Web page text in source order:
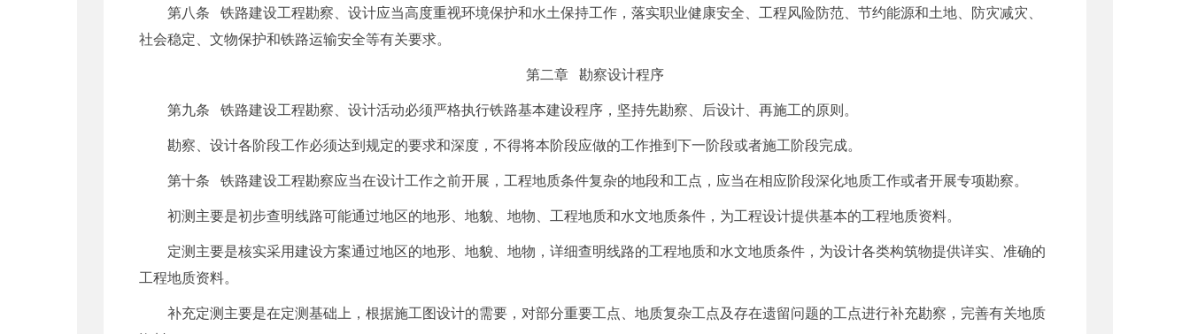
第八条 铁路建设工程勘察、设计应当高度重视环境保护和水土保持工作，落实职业健康安全、工程风险防范、节约能源和土地、防灾减灾、
社会稳定、文物保护和铁路运输安全等有关要求。
第二章 勘察设计程序
第九条 铁路建设工程勘察、设计活动必须严格执行铁路基本建设程序，坚持先勘察、后设计、再施工的原则。
勘察、设计各阶段工作必须达到规定的要求和深度，不得将本阶段应做的工作推到下一阶段或者施工阶段完成。
第十条 铁路建设工程勘察应当在设计工作之前开展，工程地质条件复杂的地段和工点，应当在相应阶段深化地质工作或者开展专项勘察。
初测主要是初步查明线路可能通过地区的地形、地貌、地物、工程地质和水文地质条件，为工程设计提供基本的工程地质资料。
定测主要是核实采用建设方案通过地区的地形、地貌、地物，详细查明线路的工程地质和水文地质条件，为设计各类构筑物提供详实、准确的
工程地质资料。
补充定测主要是在定测基础上，根据施工图设计的需要，对部分重要工点、地质复杂工点及存在遗留问题的工点进行补充勘察，完善有关地质